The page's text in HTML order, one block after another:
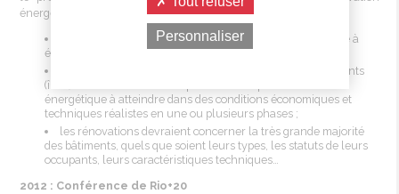
énergétique
des bâtiments :
­tous les bâtiments neufs devraient être conçus pour être à
énergie positive ;
chaque rénovation de bâtiments ou de groupe de bâtiments
(îlots) doit viser le niveau le plus élevé de performance
énergétiqueà atteindre dans des conditions économiques et
techniques réalistes en une ou plusieurs phases ;
les rénovations devraient concerner la très grande majorité
des bâtiments, quels que soient leurs types, les statuts de leurs
occupants, leurs caractéristiques techniques…
2012 : Conférence de Rio+20
Personnaliser